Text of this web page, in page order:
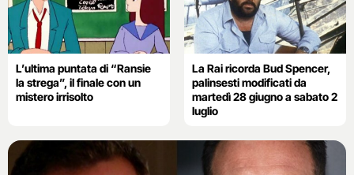
L’ultima puntata di “Ransie
la strega”, il finale con un
mistero irrisolto
La Rai ricorda Bud Spencer,
palinsesti modificati da
martedì 28 giugno a sabato 2
luglio